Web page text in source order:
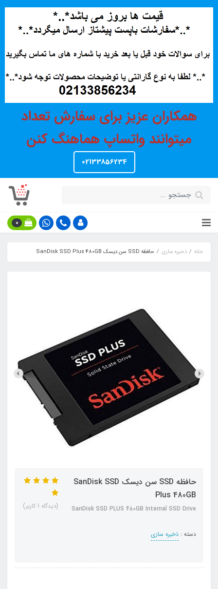
همکاران عزیز برای سفارش تعداد
میتوانند واتساپ هماهنگ کنن
02133856234
0
خانه ذخیره سازی حافظه SSD سن دیسک SanDisk SSD Plus 480GB
حافظه SSD سن دیسک SanDisk SSD
Plus 480GB
SanDisk SSD PLUS 480GB Internal SSD Drive
دسته : ذخیره سازی
(دیدگاه 1 کاربر)